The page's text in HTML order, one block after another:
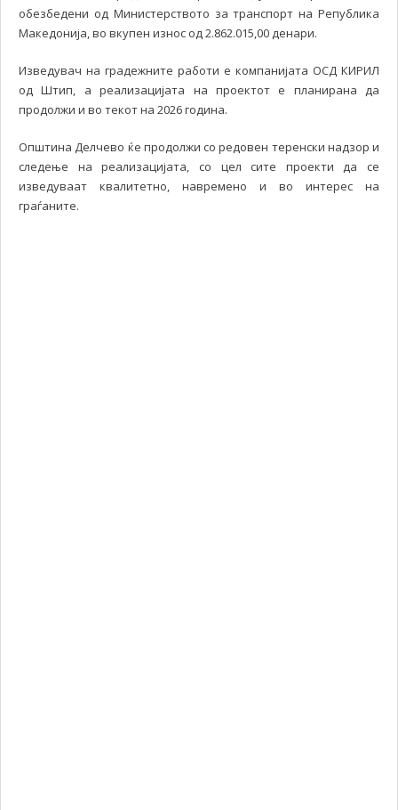
обезбедени од Министерството за транспорт на Република
Македонија, во вкупен износ од 2.862.015,00 денари.
Изведувач на градежните работи е компанијата ОСД КИРИЛ
од Штип, а реализацијата на проектот е планирана да
продолжи и во текот на 2026 година.
Општина Делчево ќе продолжи со редовен теренски надзор и
следење на реализацијата, со цел сите проекти да се
изведуваат квалитетно, навремено и во интерес на
граѓаните.